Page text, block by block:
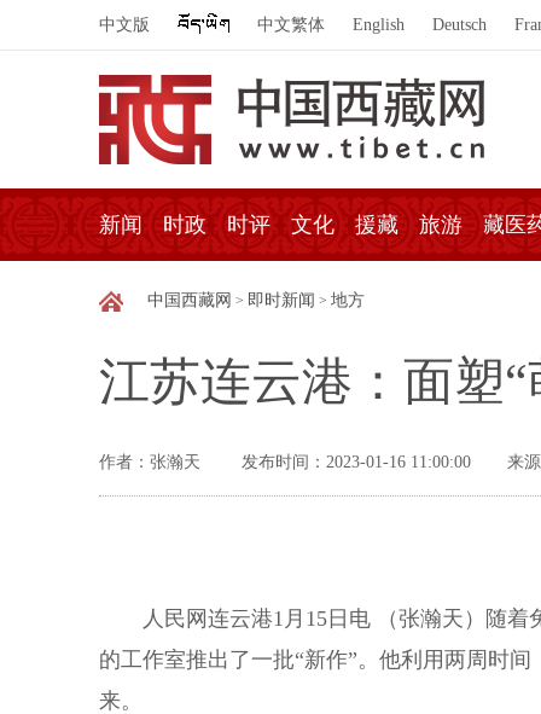
中文版 中文繁体 English Deutsch
新闻 时政 时评 文化 援藏 旅游 藏医
中国西藏网 > 即时新闻 > 地方
江苏连云港：面塑
作者：张瀚天 发布时间：2023-01-16 11:00:00 来
人民网连云港1月15日电 （张瀚天）随着
的工作室推出了一批“新作”。他利用两周时
来。